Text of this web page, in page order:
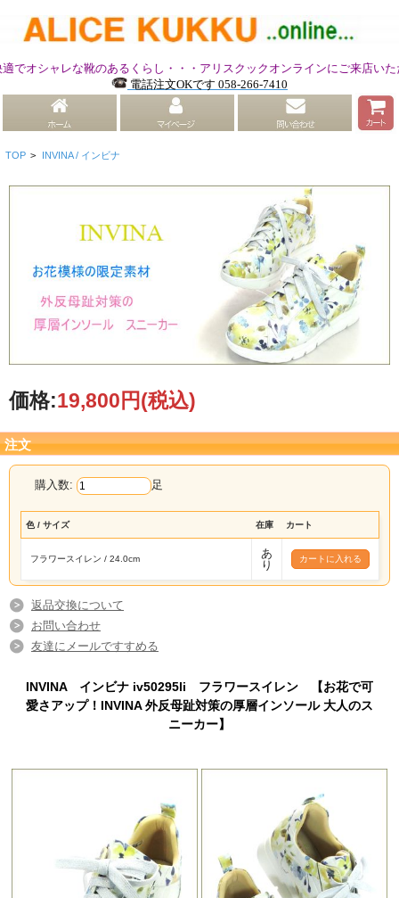
靴のあるくらし・・・アリスクックオンラインにご来店いただきまして
電話注文OKです 058-266-7410
TOP > INVINA / インビナ
価格:19,800円(税込)
注文
購入数: 足
色 / サイズ 在庫 カート
フラワースイレン / 24.0cm
あ
り
返品交換について
お問い合わせ
友達にメールですすめる
INVINA インビナ iv50295li フラワースイレン 【お花で可
愛さアップ！INVINA 外反母趾対策の厚層インソール 大人のス
ニーカー】